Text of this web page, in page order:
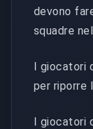
devono
squadre
I giocatori
per riporre
I giocatori